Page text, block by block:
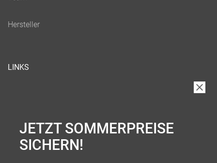
LINKS
JETZT SOMMERPREISE
SICHERN!